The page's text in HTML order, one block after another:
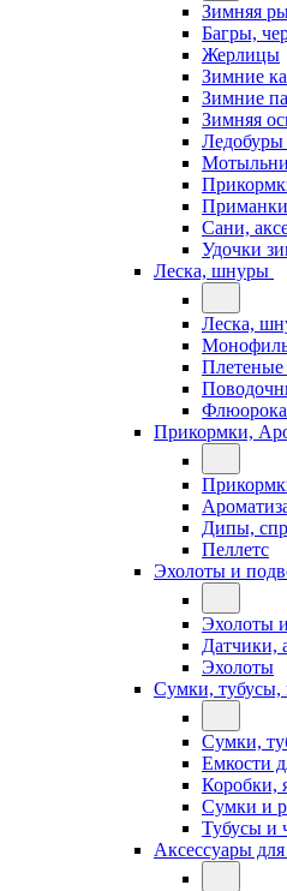
Зимняя
Багры,
Жерлицы
Зимние
Зимние
Зимняя
Сани,
Удочки
Леска, шнуры
Леска,
Прикормки,
Дипы,
Пеллетс
Эхолоты и
Эхолоты
Датчики,
Эхолоты
Сумки, тубусы,
Сумки,
Емкости
Коробки,
Сумки и
Тубусы и
Аксессуары